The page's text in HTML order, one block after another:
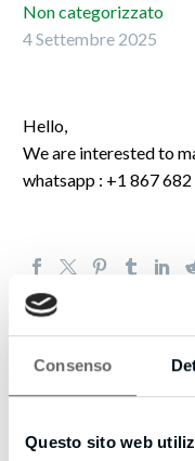
Consenso
Questo sito web
Non categorizzato
4 Settembre 2025
Hello,
We are interested to
whatsapp : +1 867